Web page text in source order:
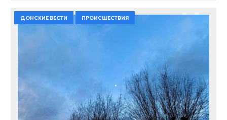
ДОНСКИЕ ВЕСТИ ПРОИСШЕСТВИЯ